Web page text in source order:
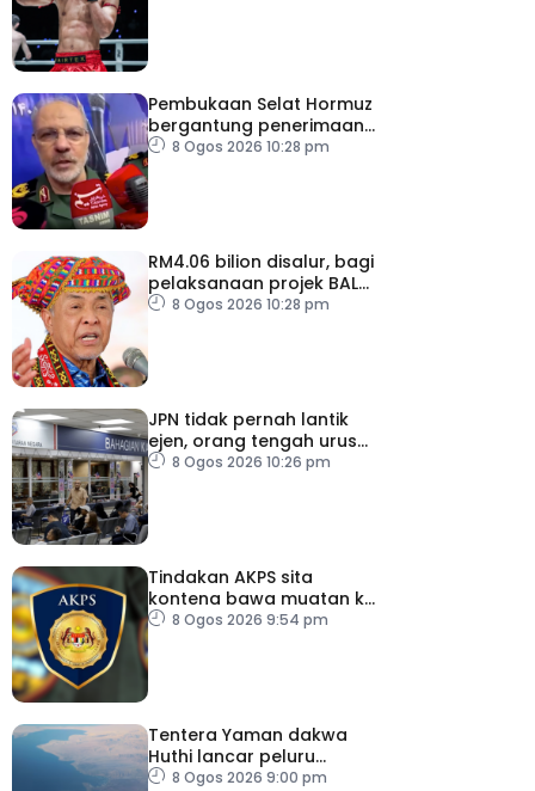
Pembukaan Selat Hormuz
bergantung penerimaan
AS – IRGC
8 Ogos 2026 10:28 pm
RM4.06 bilion disalur, bagi
pelaksanaan projek BALB
di Sabah
8 Ogos 2026 10:28 pm
JPN tidak pernah lantik
ejen, orang tengah urus
dokumentasi
8 Ogos 2026 10:26 pm
Tindakan AKPS sita
kontena bawa muatan ke
Israel bukti ketegasan
8 Ogos 2026 9:54 pm
Tentera Yaman dakwa
Huthi lancar peluru
berpandu ke arah Laut
8 Ogos 2026 9:00 pm